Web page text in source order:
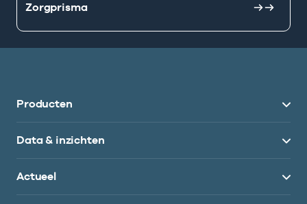
Zorgprisma
Producten
Data & inzichten
Actueel